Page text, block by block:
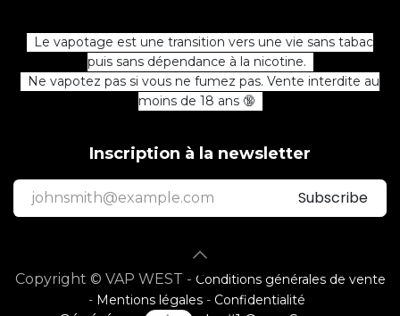
Le vapotage est une transition vers une vie sans tabac
puis sans dépendance à la nicotine.
Ne vapotez pas si vous ne fumez pas. Vente interdite au
moins de 18 ans 🔞
Inscription à la newsletter
Subscribe
Copyright © VAP WEST - Conditions générales de vente
- Mentions légales- Confidentialité